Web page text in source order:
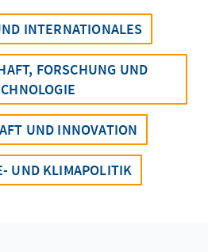
INTERNATIONALES
FORSCHUNG UND
UND INNOVATION
UND KLIMAPOLITIK